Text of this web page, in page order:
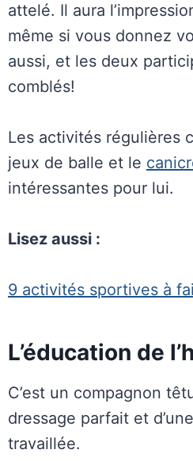
attelé. Il aura
même si vous donnez
aussi, et les deux
comblés!
Les activités régulières
jeux de balle et le
intéressantes pour lui.
Lisez aussi :
9 activités sportives à
L’éducation de
C’est un compagnon
dressage parfait et
travaillée.